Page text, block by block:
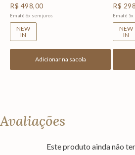
R$ 498,00
Em até 6x sem juros
NEW
IN
Adicionar na sacola
R$
Em até 5x
NEW
IN
Avaliações
Este produto ainda não